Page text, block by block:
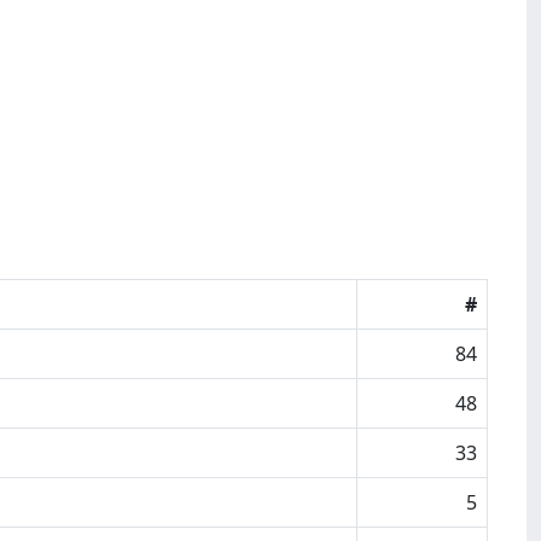
#
84
48
33
5